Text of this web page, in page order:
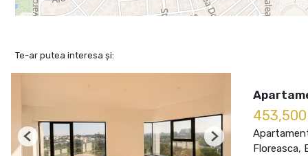
Te-ar putea interesa și:
Previous Next
Floreasca,